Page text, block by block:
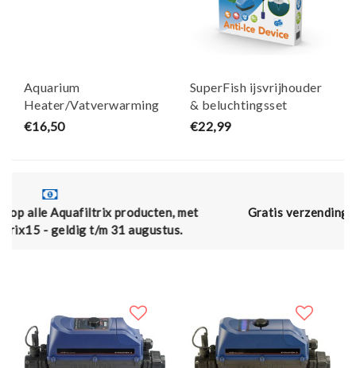
Aquarium
Heater/Vatverwarming
HE-200W - AquaKing
€16,50
SuperFish ijsvrijhouder
& beluchtingsset
€22,99
met
augustus.
Gratis verzending vanaf € 50,- (en naar